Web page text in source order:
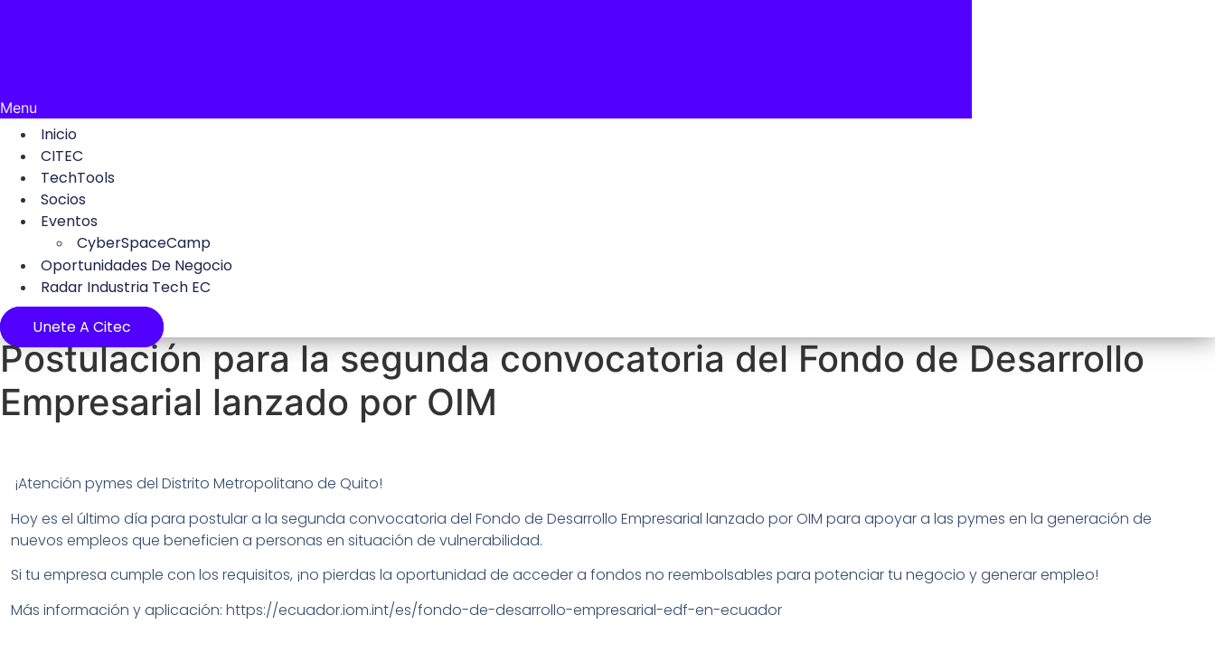
Menu
Inicio
CITEC
TechTools
Socios
Eventos
CyberSpaceCamp
Oportunidades De Negocio
Radar Industria Tech EC
Unete A Citec
Postulación para la segunda convocatoria del Fondo de Desarrollo
Empresarial lanzado por OIM
¡Atención pymes del Distrito Metropolitano de Quito!
Hoy es el último día para postular a la segunda convocatoria del Fondo de Desarrollo Empresarial lanzado por OIM para apoyar a las pymes en la generación de
nuevos empleos que beneficien a personas en situación de vulnerabilidad.
Si tu empresa cumple con los requisitos, ¡no pierdas la oportunidad de acceder a fondos no reembolsables para potenciar tu negocio y generar empleo!
Más información y aplicación: https://ecuador.iom.int/es/fondo-de-desarrollo-empresarial-edf-en-ecuador